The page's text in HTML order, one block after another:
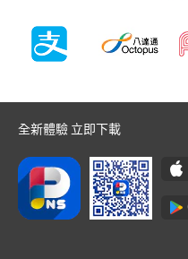
全新體驗 立即下載